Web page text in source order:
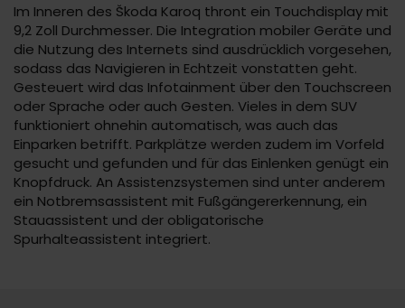
Im Inneren des Škoda Karoq thront ein Touchdisplay mit
9,2 Zoll Durchmesser. Die Integration mobiler Geräte und
die Nutzung des Internets sind ausdrücklich vorgesehen,
sodass das Navigieren in Echtzeit vonstatten geht.
Gesteuert wird das Infotainment über den Touchscreen
oder Sprache oder auch Gesten. Vieles in dem SUV
funktioniert ohnehin automatisch, was auch das
Einparken betrifft. Parkplätze werden zudem im Vorfeld
gesucht und gefunden und für das Einlenken genügt ein
Knopfdruck. An Assistenzsystemen sind unter anderem
ein Notbremsassistent mit Fußgängererkennung, ein
Stauassistent und der obligatorische
Spurhalteassistent integriert.